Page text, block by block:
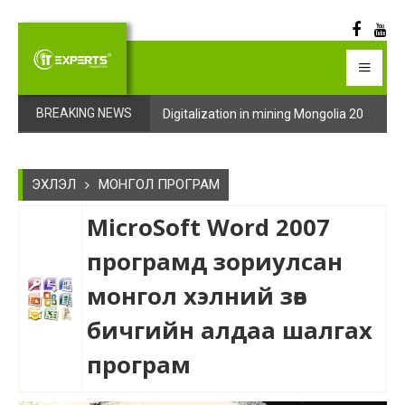
BREAKING NEWS
Digitalization in mining Mongolia 2025 арга хэмжээний бүртгэл эхэллээ Digitalization in mining Mongolia 2025 арга хэмжээний бүртгэл эхэллээ
ЭХЛЭЛ МОНГОЛ ПРОГРАМ
MicroSoft Word 2007
програмд зориулсан
монгол хэлний зөв
бичгийн алдаа шалгах
програм